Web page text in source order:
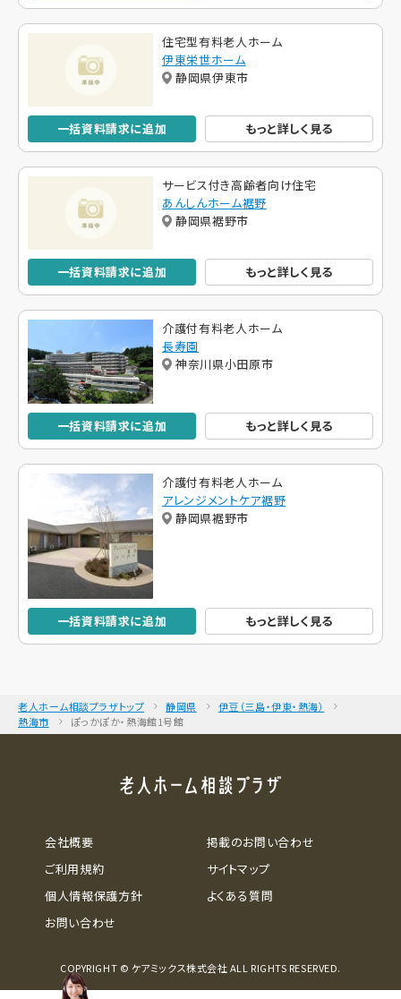
住宅型有料老人ホーム
伊東栄世ホーム
静岡県伊東市
一括資料請求に追加 もっと詳しく見る
サービス付き高齢者向け住宅
あんしんホーム裾野
静岡県裾野市
一括資料請求に追加 もっと詳しく見る
介護付有料老人ホーム
長寿園
神奈川県小田原市
一括資料請求に追加 もっと詳しく見る
介護付有料老人ホーム
アレンジメントケア裾野
静岡県裾野市
一括資料請求に追加 もっと詳しく見る
老人ホーム相談プラザトップ 静岡県
伊豆（三島・伊東・熱海）
熱海市
ぽっかぽか・熱海館1号館
会社概要
ご利用規約
個人情報保護方針
お問い合わせ
掲載のお問い合わせ
サイトマップ
よくある質問
COPYRIGHT © ケアミックス株式会社 ALL RIGHTS RESERVED.